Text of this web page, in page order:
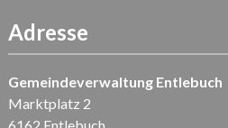
Adresse
Gemeindeverwaltung Entlebuch
Marktplatz 2